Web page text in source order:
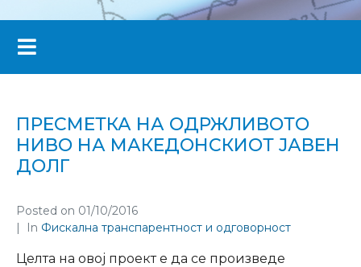
ПРЕСМЕТКА НА ОДРЖЛИВОТО
НИВО НА МАКЕДОНСКИОТ ЈАВЕН
ДОЛГ
Posted on 01/10/2016
In Фискална транспарентност и одговорност
Целта на овој проект е да се произведе